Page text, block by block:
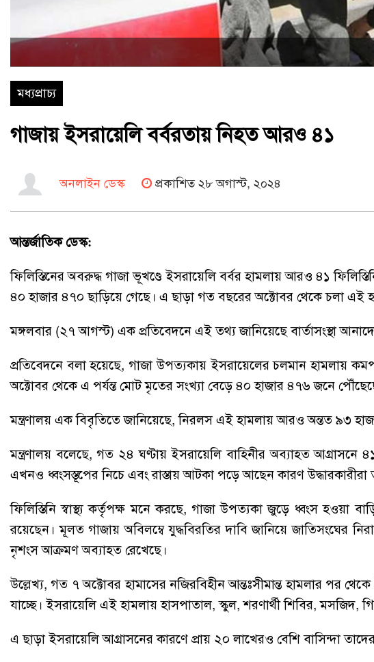
মধ্যপ্রাচ্য
গাজায় ইসরায়েলি বর্বরতায় নিহত আরও ৪১
অনলাইন ডেস্ক প্রকাশিত ২৮ অগাস্ট, ২০২৪
আন্তর্জাতিক ডেস্ক:
ফিলিস্তিনের অবরুদ্ধ গাজা ভূখণ্ডে ইসরায়েলি বর্বর হামলায় আরও ৪১
৪০ হাজার ৪৭০ ছাড়িয়ে গেছে। এ ছাড়া গত বছরের অক্টোবর থেকে চলা এই
মঙ্গলবার (২৭ আগস্ট) এক প্রতিবেদনে এই তথ্য জানিয়েছে বার্তাসংস্থা
প্রতিবেদনে বলা হয়েছে, গাজা উপত্যকায় ইসরায়েলের চলমান হামলায়
অক্টোবর থেকে এ পর্যন্ত মোট মৃতের সংখ্যা বেড়ে ৪০ হাজার ৪৭৬ জনে পৌঁছেছে
মন্ত্রণালয় এক বিবৃতিতে জানিয়েছে, নিরলস এই হামলায় আরও অন্তত ৯৩
মন্ত্রণালয় বলেছে, গত ২৪ ঘণ্টায় ইসরায়েলি বাহিনীর অব্যাহত
এখনও ধ্বংসস্তূপের নিচে এবং রাস্তায় আটকা পড়ে আছেন কারণ
ফিলিস্তিনি স্বাস্থ্য কর্তৃপক্ষ মনে করছে, গাজা উপত্যকা জুড়ে ধ্বংস হওয়া
রয়েছেন। মূলত গাজায় অবিলম্বে যুদ্ধবিরতির দাবি জানিয়ে জাতিসংঘের
নৃশংস আক্রমণ অব্যাহত রেখেছে।
উল্লেখ্য, গত ৭ অক্টোবর হামাসের নজিরবিহীন আন্তঃসীমান্ত হামলার পর
যাচ্ছে। ইসরায়েলি এই হামলায় হাসপাতাল, স্কুল, শরণার্থী শিবির, মসজিদ,
এ ছাড়া ইসরায়েলি আগ্রাসনের কারণে প্রায় ২০ লাখেরও বেশি বাসিন্দা